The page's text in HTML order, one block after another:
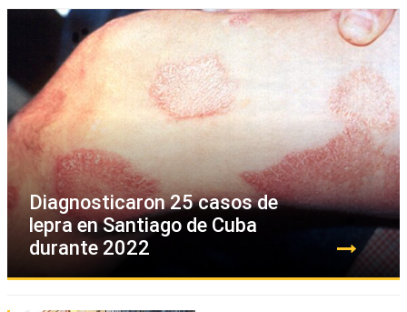
Diagnosticaron 25 casos de
lepra en Santiago de Cuba
durante 2022